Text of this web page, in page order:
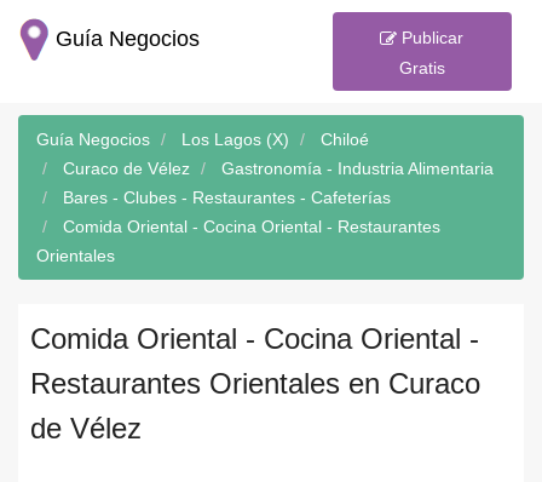
Guía Negocios
Publicar
Gratis
Guía Negocios Los Lagos (X)
Chiloé
Curaco de Vélez
Gastronomía - Industria Alimentaria
Bares - Clubes - Restaurantes - Cafeterías
Comida Oriental - Cocina Oriental - Restaurantes
Orientales
Comida Oriental - Cocina Oriental -
Restaurantes Orientales en Curaco
de Vélez